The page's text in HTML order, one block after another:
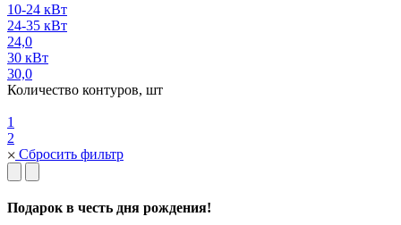
10-24 кВт
24-35 кВт
24,0
30 кВт
30,0
Количество контуров, шт
1
2
Сбросить фильтр
Подарок в честь дня рождения!